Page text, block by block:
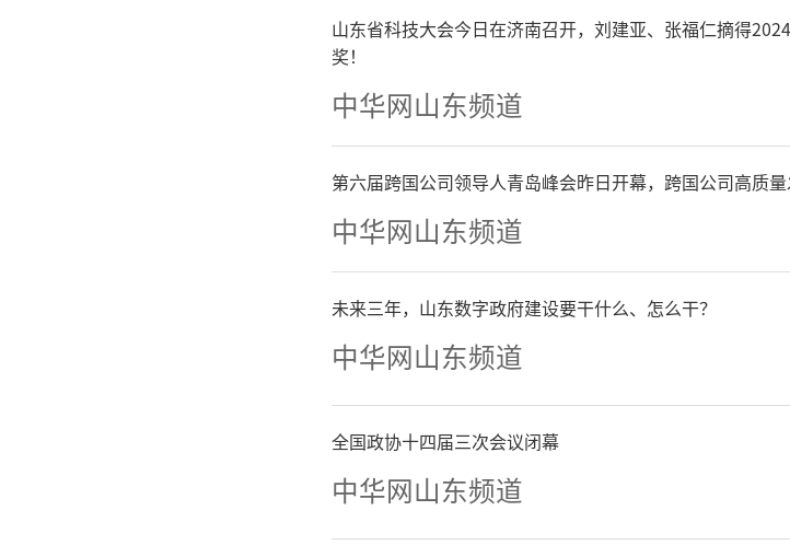
三是优化政策激励保
版，落实博士后职称直通
项目资助、绿色通道服务
持政策，通过“政策找人
兑现各类补贴1460万元
造绿色通道、窗口服务
卡“四位一体”服务模式
场对接、青年人才联谊
来”发展生态。
山东省科技大会今日在济南召开，刘建亚、张福仁摘得
奖！
中华网山东频道
第六届跨国公司领导人青岛峰会昨日开幕，跨国公司高质
中华网山东频道
未来三年，山东数字政府建设要干什么、怎么干？
中华网山东频道
全国政协十四届三次会议闭幕
中华网山东频道